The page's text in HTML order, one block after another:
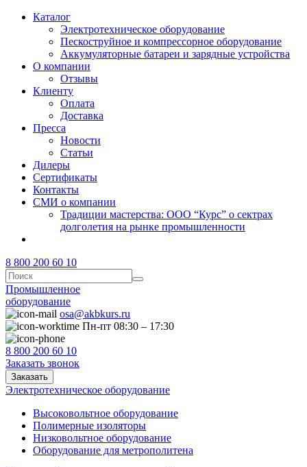
Каталог
Электротехническое оборудование
Пескоструйное и компрессорное оборудование
Аккумуляторные батареи и зарядные устройства
О компании
Отзывы
Клиенту
Оплата
Доставка
Пресса
Новости
Статьи
Дилеры
Сертификаты
Контакты
СМИ о компании
Традиции мастерства: ООО “Курс” о сектрах
долголетия на рынке промышленности
8 800 200 60 10
Промышленное
оборудование
osa@akbkurs.ru
Пн-пт 08:30 – 17:30
8 800 200 60 10
Заказать звонок
Заказать
Электротехническое оборудование
Высоковольтное оборудование
Полимерные изоляторы
Низковольтное оборудование
Оборудование для метрополитена